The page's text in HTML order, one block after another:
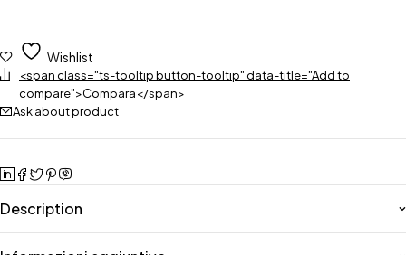
Wishlist
<span class="ts-tooltip button-tooltip" data-title="Add to
compare">Compara</span>
Ask about product
Description